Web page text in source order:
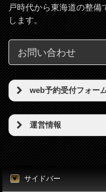
戸時代から東海道の整備
します。
お問い合わせ
web予約受付フォー
予約希望日（必須）
時刻（必須）
運営情報
店名
東京リンパの壺
所在地
サイドバー